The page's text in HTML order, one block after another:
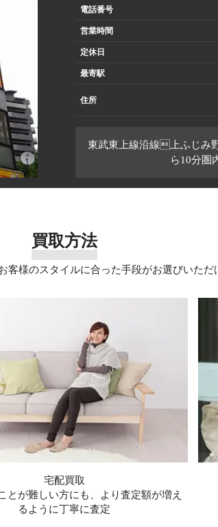
電話番号
営業時間
定休日
最寄駅
住所
東武東上線沿線上ふじみ
ら10分圏
買取方法
客様のスタイルに合った手段がお選びいただ
宅配買取
とが難しい方にも、より査定額が増え
るように丁寧に査定